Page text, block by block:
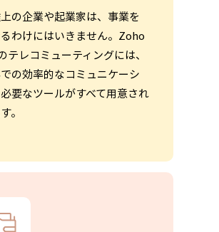
の企業や起業家は、事業を
わけにはいきません。Zoho
テレコミューティングには、
の効率的なコミュニケーシ
要なツールがすべて用意され
。